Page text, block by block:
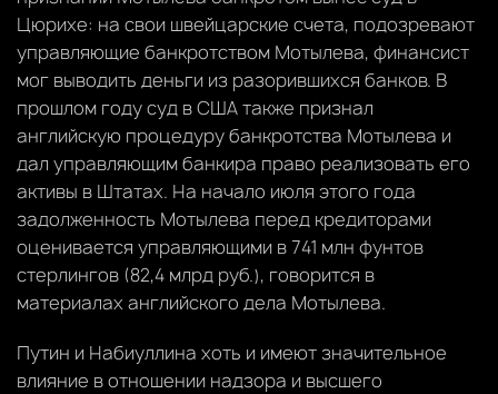
Цюрихе: на свои швейцарские счета, подозревают
управляющие банкротством Мотылева, финансист
мог выводить деньги из разорившихся банков. В
прошлом году суд в США также признал
английскую процедуру банкротства Мотылева и
дал управляющим банкира право реализовать его
активы в Штатах. На начало июля этого года
задолженность Мотылева перед кредиторами
оценивается управляющими в 741 млн фунтов
стерлингов (82,4 млрд руб.), говорится в
материалах английского дела Мотылева.
Путин и Набиуллина хоть и имеют значительное
влияние в отношении надзора и высшего